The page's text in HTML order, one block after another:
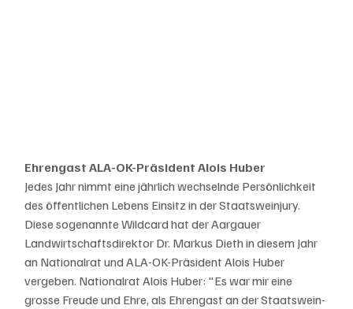
Ehrengast ALA-OK-Präsident Alois Huber
Jedes Jahr nimmt eine jährlich wechselnde Persönlichkeit
des öffentlichen Lebens Einsitz in der Staatsweinjury.
Diese sogenannte Wildcard hat der Aargauer
Landwirtschaftsdirektor Dr. Markus Dieth in diesem Jahr
an Nationalrat und ALA-OK-Präsident Alois Huber
vergeben. Nationalrat Alois Huber: "Es war mir eine
grosse Freude und Ehre, als Ehrengast an der Staatswein-